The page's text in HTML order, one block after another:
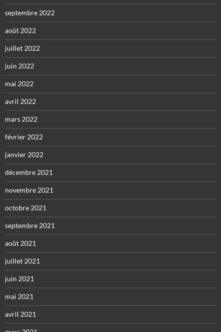
septembre 2022
août 2022
juillet 2022
juin 2022
mai 2022
avril 2022
mars 2022
février 2022
janvier 2022
décembre 2021
novembre 2021
octobre 2021
septembre 2021
août 2021
juillet 2021
juin 2021
mai 2021
avril 2021